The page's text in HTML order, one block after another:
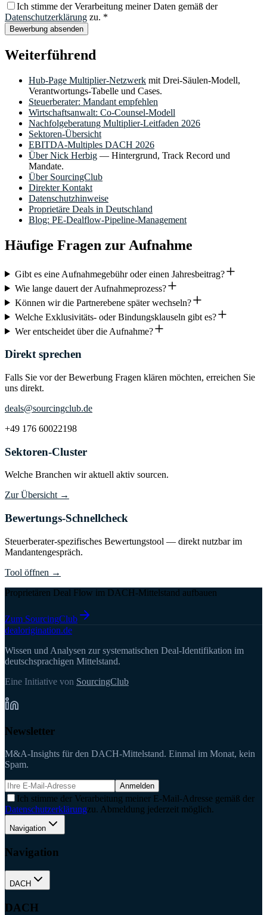
Ich stimme der Verarbeitung meiner Daten gemäß der
Datenschutzerklärung zu. *
Bewerbung absenden
Weiterführend
Hub-Page Multiplier-Netzwerk mit Drei-Säulen-Modell,
Verantwortungs-Tabelle und Cases.
Steuerberater: Mandant empfehlen
Wirtschaftsanwalt: Co-Counsel-Modell
Nachfolgeberatung Multiplier-Leitfaden 2026
Sektoren-Übersicht
EBITDA-Multiples DACH 2026
Über Nick Herbig — Hintergrund, Track Record und
Mandate.
Über SourcingClub
Direkter Kontakt
Datenschutzhinweise
Proprietäre Deals in Deutschland
Blog: PE-Dealflow-Pipeline-Management
Häufige Fragen zur Aufnahme
Gibt es eine Aufnahmegebühr oder einen Jahresbeitrag?
Wie lange dauert der Aufnahmeprozess?
Können wir die Partnerebene später wechseln?
Welche Exklusivitäts- oder Bindungsklauseln gibt es?
Wer entscheidet über die Aufnahme?
Direkt sprechen
Falls Sie vor der Bewerbung Fragen klären möchten, erreichen Sie
uns direkt.
deals@sourcingclub.de
+49 176 60022198
Sektoren-Cluster
Welche Branchen wir aktuell aktiv sourcen.
Zur Übersicht →
Bewertungs-Schnellcheck
Steuerberater-spezifisches Bewertungstool — direkt nutzbar im
Mandantengespräch.
Tool öffnen →
Proprietären Deal Flow im DACH-Mittelstand aufbauen
Zum SourcingClub
dealorigination.de
Wissen und Analysen zur systematischen Deal-Identifikation im
deutschsprachigen Mittelstand.
Eine Initiative von SourcingClub
Newsletter
M&A-Insights für den DACH-Mittelstand. Einmal im Monat, kein
Spam.
Anmelden
Ich stimme der Verarbeitung meiner E-Mail-Adresse gemäß der
Datenschutzerklärungzu. Abmeldung jederzeit möglich.
Navigation
Navigation
DACH
DACH